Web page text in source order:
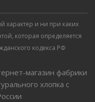
и ни при каких
которая определяется
кодекса РФ
магазин фабрики
хлопка с